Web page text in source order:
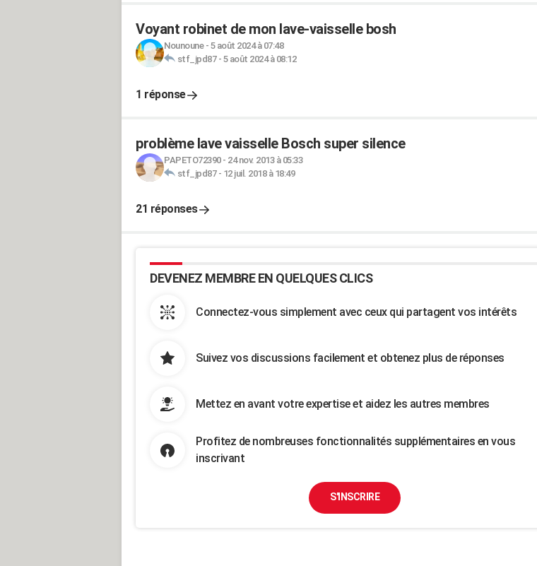
Voyant robinet de mon lave-vaisselle bosh
Nounoune- 5 août 2024 à 07:48
stf_jpd87- 5 août 2024 à 08:12
1 réponse
problème lave vaisselle Bosch super silence
PAPETO72390- 24 nov. 2013 à 05:33
stf_jpd87- 12 juil. 2018 à 18:49
21 réponses
DEVENEZ MEMBRE EN QUELQUES CLICS
Connectez-vous simplement avec ceux qui partagent vos intérêts
Suivez vos discussions facilement et obtenez plus de réponses
Mettez en avant votre expertise et aidez les autres membres
Profitez de nombreuses fonctionnalités supplémentaires en vous
inscrivant
S'INSCRIRE